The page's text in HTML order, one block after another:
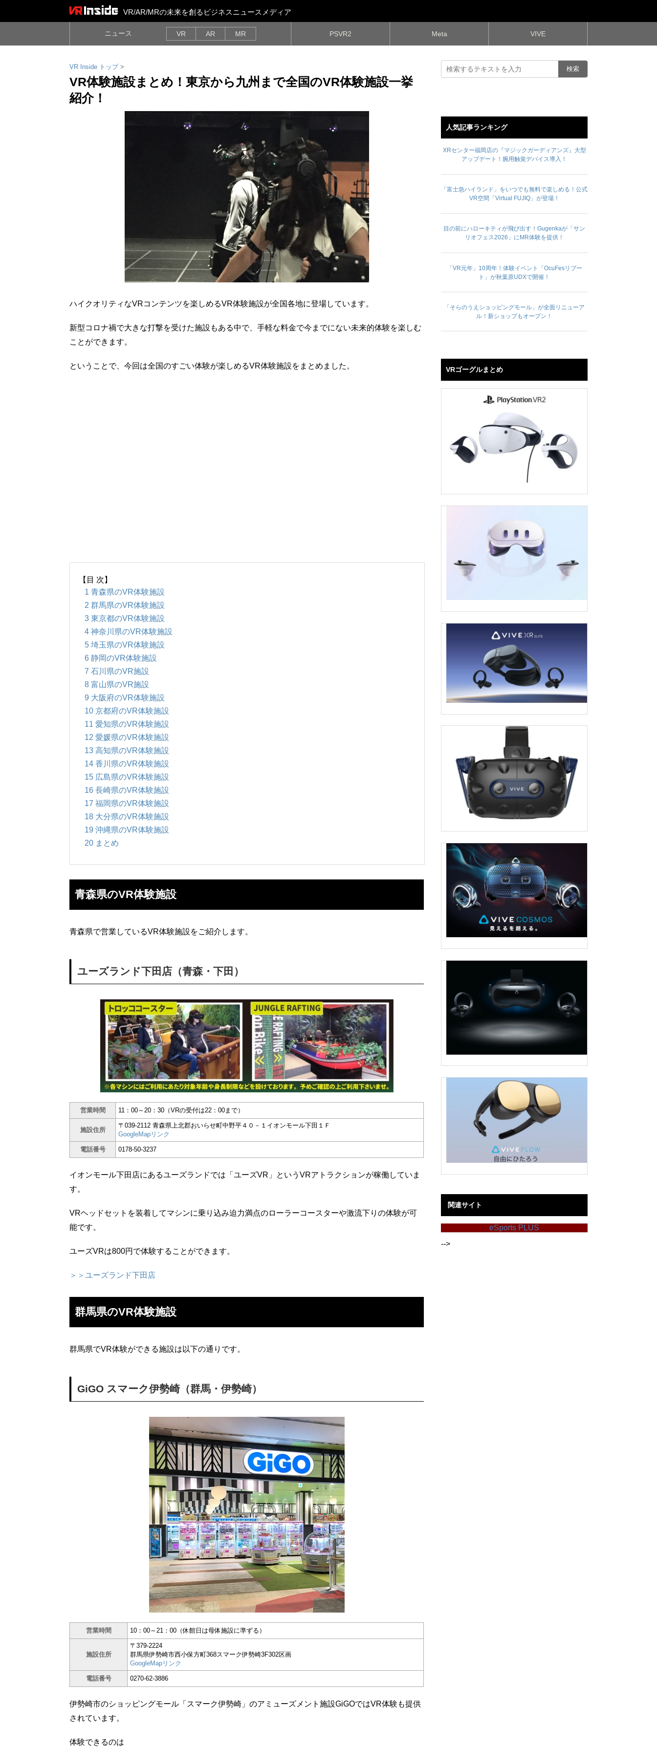
VR/AR/MRの未来を創るビジネスニュースメディア
ニュース VR AR MR PSVR2 Meta VIVE
VR Inside トップ>
VR体験施設まとめ！東京から九州まで全国のVR体験施設一挙
紹介！
ハイクオリティなVRコンテンツを楽しめるVR体験施設が全国各地に登場しています。
新型コロナ禍で大きな打撃を受けた施設もある中で、手軽な料金で今までにない未来的体験を楽しむ
ことができます。
ということで、今回は全国のすごい体験が楽しめるVR体験施設をまとめました。
【目 次】
1 青森県のVR体験施設
2 群馬県のVR体験施設
3 東京都のVR体験施設
4 神奈川県のVR体験施設
5 埼玉県のVR体験施設
6 静岡のVR体験施設
7 石川県のVR施設
8 富山県のVR施設
9 大阪府のVR体験施設
10 京都府のVR体験施設
11 愛知県のVR体験施設
12 愛媛県のVR体験施設
13 高知県のVR体験施設
14 香川県のVR体験施設
15 広島県のVR体験施設
16 長崎県のVR体験施設
17 福岡県のVR体験施設
18 大分県のVR体験施設
19 沖縄県のVR体験施設
20 まとめ
青森県のVR体験施設
青森県で営業しているVR体験施設をご紹介します。
ユーズランド下田店（青森・下田）
営業時間 11：00～20：30（VRの受付は22：00まで）
施設住所
〒039-2112 青森県上北郡おいらせ町中野平４０－１イオンモール下田１Ｆ
GoogleMapリンク
電話番号 0178-50-3237
イオンモール下田店にあるユーズランドでは「ユーズVR」というVRアトラクションが稼働していま
す。
VRヘッドセットを装着してマシンに乗り込み迫力満点のローラーコースターや激流下りの体験が可
能です。
ユーズVRは800円で体験することができます。
＞＞ユーズランド下田店
群馬県のVR体験施設
群馬県でVR体験ができる施設は以下の通りです。
GiGO スマーク伊勢崎（群馬・伊勢崎）
営業時間 10：00～21：00（休館日は母体施設に準ずる）
施設住所
〒379-2224
群馬県伊勢崎市西小保方町368スマーク伊勢崎3F302区画
GoogleMapリンク
電話番号 0270-62-3886
伊勢崎市のショッピングモール「スマーク伊勢崎」のアミューズメント施設GiGOではVR体験も提供
されています。
体験できるのは
人気記事ランキング
XRセンター福岡店の『マジックガーディアンズ』大型
アップデート！腕用触覚デバイス導入！
「富士急ハイランド」をいつでも無料で楽しめる！公式
VR空間「Virtual FUJIQ」が登場！
目の前にハローキティが飛び出す！Gugenkaが「サン
リオフェス2026」にMR体験を提供！
「VR元年」10周年！体験イベント「OcuFesリブー
ト」が秋葉原UDXで開催！
「そらのうえショッピングモール」が全面リニューア
ル！新ショップもオープン！
VRゴーグルまとめ
関連サイト
eSports PLUS
-->